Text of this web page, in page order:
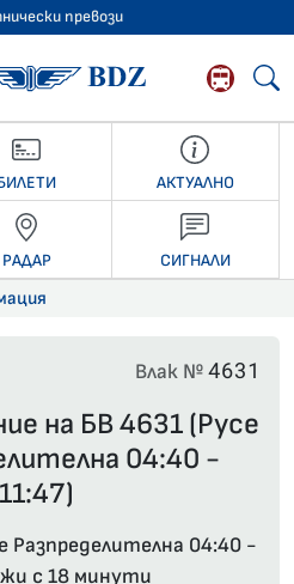
превози
БДЖ -
АКТУАЛНО
РАДАР СИГНАЛИ
Влак №4631
на БВ 4631 (Русе
04:40 -
Разпределителна 04:40 -
с 18 минути